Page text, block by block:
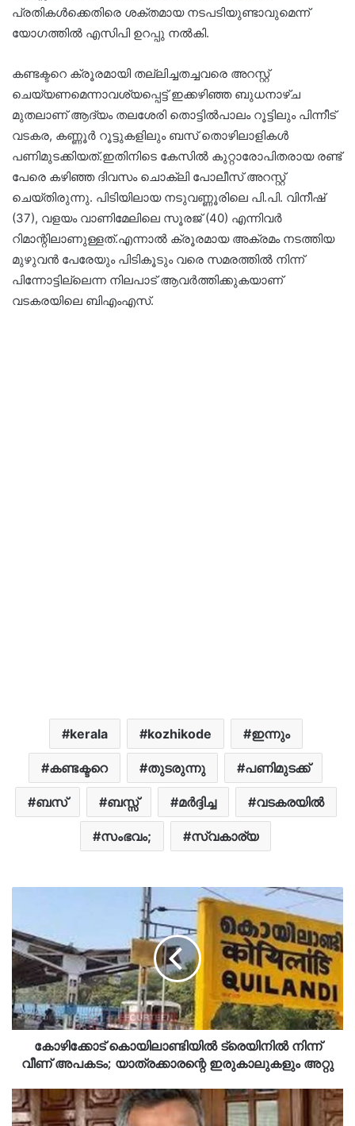
പ്രതികൾക്കെതിരെ ശക്തമായ നടപടിയുണ്ടാവുമെന്ന്
യോഗത്തിൽ എസിപി ഉറപ്പു നൽകി.
കണ്ടക്ടറെ ക്രൂരമായി തല്ലിച്ചതച്ചവരെ അറസ്റ്റ്
ചെയ്യണമെന്നാവശ്യപ്പെട്ട് ഇക്കഴിഞ്ഞ ബുധനാഴ്ച
മുതലാണ് ആദ്യം തലശേരി തൊട്ടിൽപാലം റൂട്ടിലും പിന്നീട്
വടകര, കണ്ണൂർ റൂട്ടുകളിലും ബസ് തൊഴിലാളികൾ
പണിമുടക്കിയത്.ഇതിനിടെ കേസിൽ കുറ്റാരോപിതരായ രണ്ട്
പേരെ കഴിഞ്ഞ ദിവസം ചൊക്ലി പോലീസ് അറസ്റ്റ്
ചെയ്തിരുന്നു. പിടിയിലായ നടുവണ്ണൂരിലെ പി.പി. വിനീഷ്
(37), വളയം വാണിമേലിലെ സൂരജ് (40) എന്നിവർ
റിമാന്റിലാണുള്ളത്.എന്നാൽ ക്രൂരമായ അക്രമം നടത്തിയ
മുഴുവൻ പേരേയും പിടികൂടും വരെ സമരത്തിൽ നിന്ന്
പിന്നോട്ടില്ലെന്ന നിലപാട് ആവർത്തിക്കുകയാണ്
വടകരയിലെ ബിഎംഎസ്.
kerala kozhikode ഇന്നും
കണ്ടക്ടറെ തുടരുന്നു പണിമുടക്ക്
ബസ് ബസ്സ് മർദ്ദിച്ച വടകരയിൽ
സംഭവം; സ്വകാര്യ
കോഴിക്കോട് കൊയിലാണ്ടിയില്‍ ട്രെയിനില്‍ നിന്ന്
വീണ് അപകടം; യാത്രക്കാരന്റെ ഇരുകാലുകളും അറ്റു